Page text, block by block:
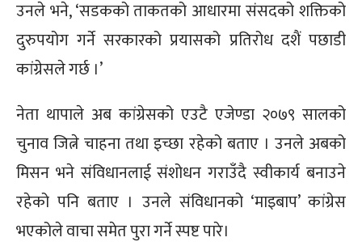
उनले भने, ‘सडकको ताकतको आधारमा संसदको शक्तिको
दुरुपयोग गर्ने सरकारको प्रयासको प्रतिरोध दशैं पछाडी
कांग्रेसले गर्छ ।’
नेता थापाले अब कांग्रेसको एउटै एजेण्डा २०७९ सालको
चुनाव जित्ने चाहना तथा इच्छा रहेको बताए । उनले अबको
मिसन भने संविधानलाई संशोधन गराउँदै स्वीकार्य बनाउने
रहेको पनि बताए । उनले संविधानको ‘माइबाप’ कांग्रेस
भएकोले वाचा समेत पुरा गर्ने स्पष्ट पारे।